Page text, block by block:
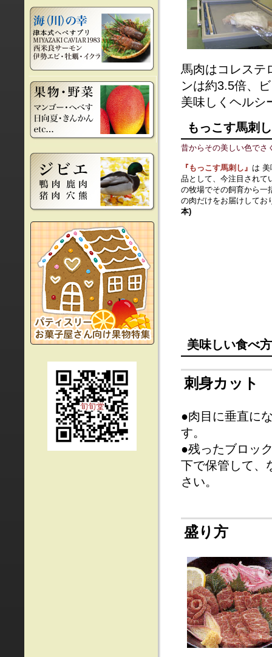
馬肉はコレステ
ンは約3.5倍、
美味しくヘルシ
もっこす馬刺
昔からその美しい色でさ
『もっこす馬刺し』 は
品として、今注目されて
の牧場でその飼育から一
の肉だけをお届けしてお
本)
美味しい食べ方
刺身カット
●肉目に垂直に
す。
●残ったブロッ
下で保管して、
さい。
盛り方